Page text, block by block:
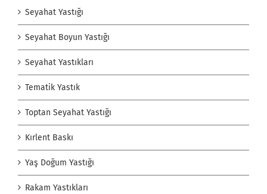
Seyahat Yastığı
Seyahat Boyun Yastığı
Seyahat Yastıkları
Tematik Yastık
Toptan Seyahat Yastığı
Kırlent Baskı
Yaş Doğum Yastığı
Rakam Yastıkları